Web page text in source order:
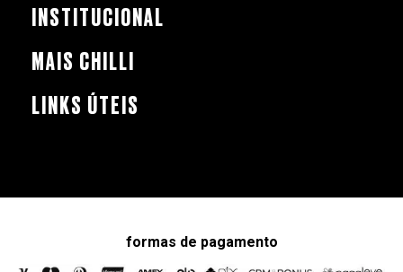
INSTITUCIONAL
MAIS CHILLI
LINKS ÚTEIS
formas de pagamento